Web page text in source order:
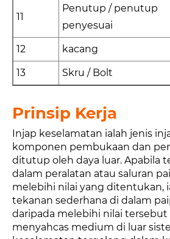
11
Penutup / penutup
penyesuai
12 kacang
13 Skru / Bolt
Prinsip Kerja
Injap keselamatan ialah jenis
komponen pembukaan dan
ditutup oleh daya luar. Apabila
dalam peralatan atau saluran
melebihi nilai yang ditentukan,
tekanan sederhana di dalam
daripada melebihi nilai tersebut
menyahcas medium di luar